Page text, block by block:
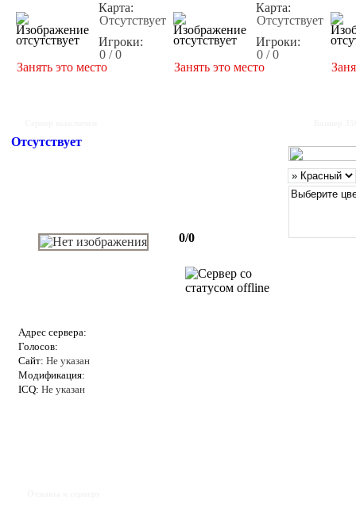
Карта:
Отсутствует
Игроки:
0 / 0
Занять это место
Карта:
Отсутствует
Игроки:
0 / 0
Занять это место
Отсутствует
0/0
Адрес сервера:
Голосов:
Сайт: Не указан
Модификация:
ICQ: Не указан